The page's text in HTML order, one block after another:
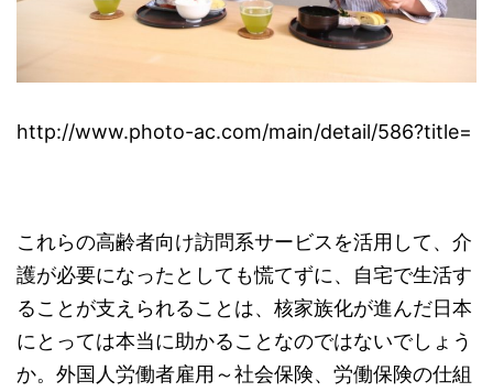
http://www.photo-ac.com/main/detail/586?title=
これらの高齢者向け訪問系サービスを活用して、介
護が必要になったとしても慌てずに、自宅で生活す
ることが支えられることは、核家族化が進んだ日本
にとっては本当に助かることなのではないでしょう
か。外国人労働者雇用～社会保険、労働保険の仕組